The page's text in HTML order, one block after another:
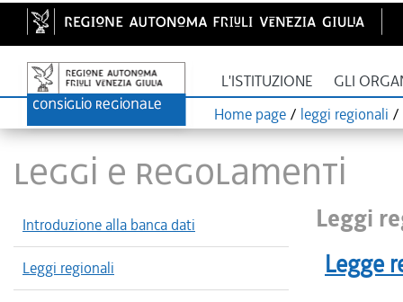
L'ISTITUZIONE GLI
Home page / leggi regionali /
LEGGI E REGOLAMENTI
Introduzione alla banca dati
Leggi regionali
Leggi
Legge